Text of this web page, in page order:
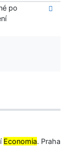
po
Economia. Praha